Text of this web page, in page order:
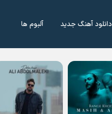
دانلود آهنگ جدید آلبوم ها